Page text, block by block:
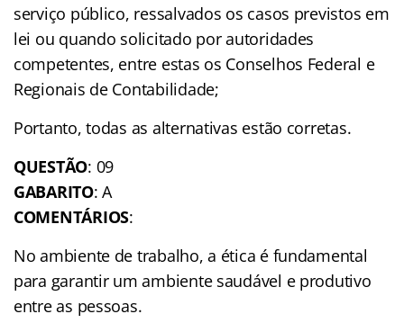
serviço público, ressalvados os casos previstos em
lei ou quando solicitado por autoridades
competentes, entre estas os Conselhos Federal e
Regionais de Contabilidade;
Portanto, todas as alternativas estão corretas.
QUESTÃO: 09
GABARITO: A
COMENTÁRIOS:
No ambiente de trabalho, a ética é fundamental
para garantir um ambiente saudável e produtivo
entre as pessoas.